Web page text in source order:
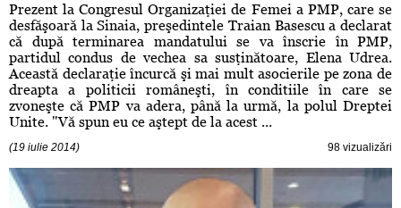
Prezent la Congresul Organizaţiei de Femei a PMP, care se
desfăşoară la Sinaia, preşedintele Traian Basescu a declarat
că după terminarea mandatului se va înscrie în PMP,
partidul condus de vechea sa susţinătoare, Elena Udrea.
Această declaraţie încurcă şi mai mult asocierile pe zona de
dreapta a politicii româneşti, în conditiile în care se
zvoneşte că PMP va adera, până la urmă, la polul Dreptei
Unite. "Vă spun eu ce aştept de la acest ...
(19 iulie 2014) 98 vizualizări